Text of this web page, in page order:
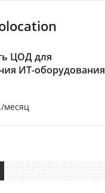
ЦОД для
ИТ-оборудования
месяц